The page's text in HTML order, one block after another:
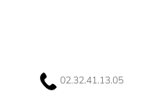
02.32.41.13.05